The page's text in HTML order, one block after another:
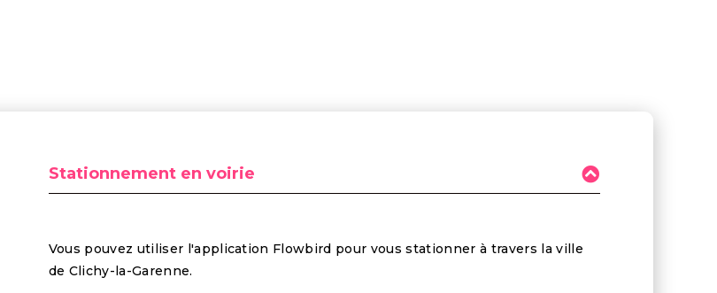
Stationnement en voirie
Vous pouvez utiliser l'application Flowbird pour vous stationner à travers la ville
de Clichy-la-Garenne.